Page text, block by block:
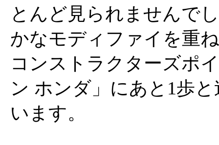
とんど見られませんで
かなモディファイを重
コンストラクターズポ
ン ホンダ」にあと1歩
います。